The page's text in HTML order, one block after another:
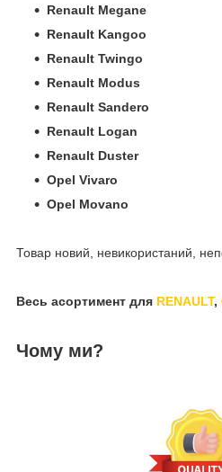
Renault Megane
Renault Kangoo
Renault Twingo
Renault Modus
Renault Sandero
Renault Logan
Renault Duster
Opel Vivaro
Opel Movano
Товар новий, невикористаний,
Весь асортимент для RENAULT,
Чому ми?